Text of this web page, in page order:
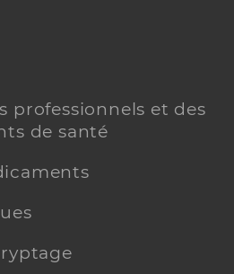
professionnels et des
de santé